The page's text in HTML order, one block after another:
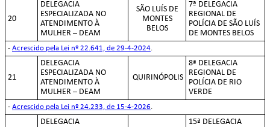
20
DELEGACIA
ESPECIALIZADA NO
ATENDIMENTO À
MULHER – DEAM
SÃO LUÍS DE
MONTES
BELOS
7ª DELEGACIA
REGIONAL DE
POLÍCIA DE SÃO LUÍS
DE MONTES BELOS
- Acrescido pela Lei nº 22.641, de 29-4-2024.
21
DELEGACIA
ESPECIALIZADA NO
ATENDIMENTO À
MULHER – DEAM
QUIRINÓPOLIS
8ª DELEGACIA
REGIONAL DE
POLÍCIA DE RIO
VERDE
- Acrescido pela Lei nº 24.233, de 15-4-2026.
DELEGACIA
15ª DELEGACIA